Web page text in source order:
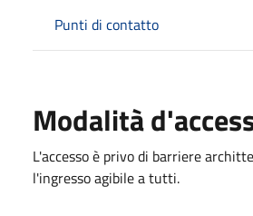
Punti di contatto
Modalità
L'accesso è privo di barriere
l'ingresso agibile a tutti.